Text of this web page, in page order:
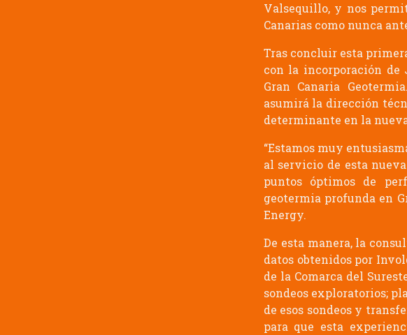
Valsequillo, y nos
Canarias como nunca
Tras concluir esta
con la incorporación de
Gran Canaria
asumirá la dirección
determinante en la
“Estamos muy
al servicio de esta
puntos óptimos de
geotermia profunda en
Energy.
De esta manera, la
datos obtenidos por
de la Comarca del
sondeos exploratorios;
de esos sondeos y
para que esta